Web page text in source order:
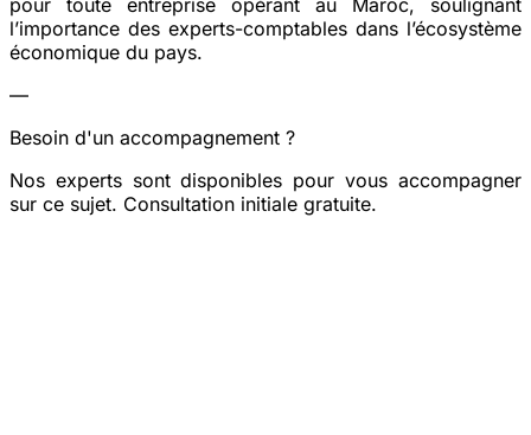
l’importance des experts-comptables dans l’écosystème
économique du pays.
—
Besoin d'un accompagnement ?
Nos experts sont disponibles pour vous accompagner
sur ce sujet. Consultation initiale gratuite.